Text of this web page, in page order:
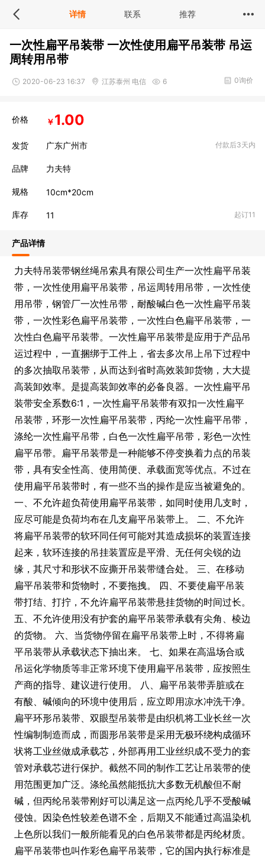
详情 联系 推荐
一次性扁平吊装带 一次性使用扁平吊装带 吊运
周转用吊带
2020-06-23 16:37 江苏泰州 电信 6 0询价
价格 ￥1.00
发货 广东广州市 付款后3天内
品牌 力夫特
规格 10cm*20cm
库存 11 起订11
产品详情
力夫特吊装带钢丝绳吊索具有限公司生产 一次性扁平吊装
带，一次性使用扁平吊装带，吊运周转用吊带，一次性使
用吊带，钢管厂一次性吊带，耐酸碱白色一次性扁平吊装
带，一次性彩色扁平吊装带，一次性白色扁平吊装带，一
次性白色扁平吊装带。一次性扁平吊装带是应用于产品吊
运过程中，一直捆绑于工件上，省去多次吊上吊下过程中
的多次抽取吊装带，从而达到省时高效装卸货物，大大提
高装卸效率。是提高装卸效率的必备良器。一次性扁平吊
装带安全系数6:1，一次性扁平吊装带有双扣一次性扁平
吊装带，环形一次性扁平吊装带，丙纶一次性扁平吊带，
涤纶一次性扁平吊带，白色一次性扁平吊带，彩色一次性
扁平吊带。扁平吊装带是一种能够不停变换着力点的吊装
带，具有安全性高、使用简便、承载面宽等优点。不过在
使用扁平吊装带时，有一些不当的操作是应当被避免的。
一、不允许超负荷使用扁平吊装带，如同时使用几支时，
应尽可能是负荷均布在几支扁平吊装带上。 二、不允许
将扁平吊装带的软环同任何可能对其造成损坏的装置连接
起来，软环连接的吊挂装置应是平滑、无任何尖锐的边
缘，其尺寸和形状不应撕开吊装带缝合处。 三、在移动
扁平吊装带和货物时，不要拖拽。 四、不要使扁平吊装
带打结、打拧，不允许扁平吊装带悬挂货物的时间过长。
五、不允许使用没有护套的扁平吊装带承载有尖角、棱边
的货物。 六、当货物停留在扁平吊装带上时，不得将扁
平吊装带从承载状态下抽出来。 七、如果在高温场合或
吊运化学物质等非正常环境下使用扁平吊装带，应按照生
产商的指导、建议进行使用。 八、扁平吊装带弄脏或在
有酸、碱倾向的环境中使用后，应立即用凉水冲洗干净。
扁平环形吊装带、双眼型吊装带是由织机将工业长丝一次
性编制制造而成，而圆形吊装带是采用无极环绕构成循环
状将工业丝做成承载芯，外部再用工业丝织成不受力的套
管对承载芯进行保护。截然不同的制作工艺让吊装带的使
用范围更加广泛。涤纶虽然能抵抗大多数无机酸但不耐
碱，但丙纶吊装带刚好可以满足这一点丙纶几乎不受酸碱
侵蚀。因染色性较差色谱不全，后期又不能通过高温染机
上色所以我们一般所能看见的白色吊装带都是丙纶材质。
扁平吊装带也叫作彩色扁平吊装带，它的国内执行标准是